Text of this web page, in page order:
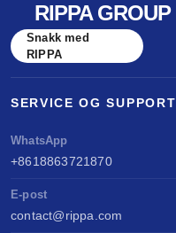
RIPPA GROUP
Snakk med
RIPPA
SERVICE OG SUPPORT
WhatsApp
+8618863721870
E-post
contact@rippa.com